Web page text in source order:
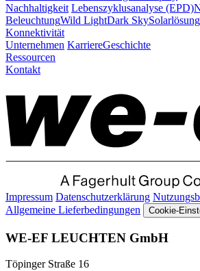
Nachhaltigkeit Lebenszyklusanalyse (EPD)
BeleuchtungWild LightDark Sky
Konnektivität
Unternehmen KarriereGeschichte
Ressourcen
Kontakt
Impressum Datenschutzerklärung
Allgemeine Lieferbedingungen
Cookie-
WE-EF LEUCHTEN GmbH
Töpinger Straße 16